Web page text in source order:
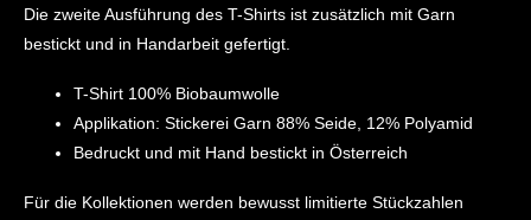
Die zweite Ausführung des T-Shirts ist zusätzlich mit Garn
bestickt und in Handarbeit gefertigt.
T-Shirt 100% Biobaumwolle
Applikation: Stickerei Garn 88% Seide, 12% Polyamid
Bedruckt und mit Hand bestickt in Österreich
Für die Kollektionen werden bewusst limitierte Stückzahlen